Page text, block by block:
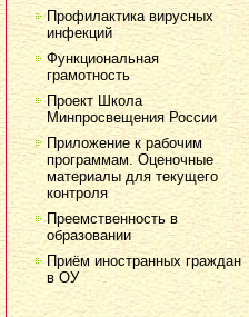
Профилактика вирусных
инфекций
Функциональная
грамотность
Проект Школа
Минпросвещения России
Приложение к рабочим
программам. Оценочные
материалы для текущего
контроля
Преемственность в
образовании
Приём иностранных граждан
в ОУ